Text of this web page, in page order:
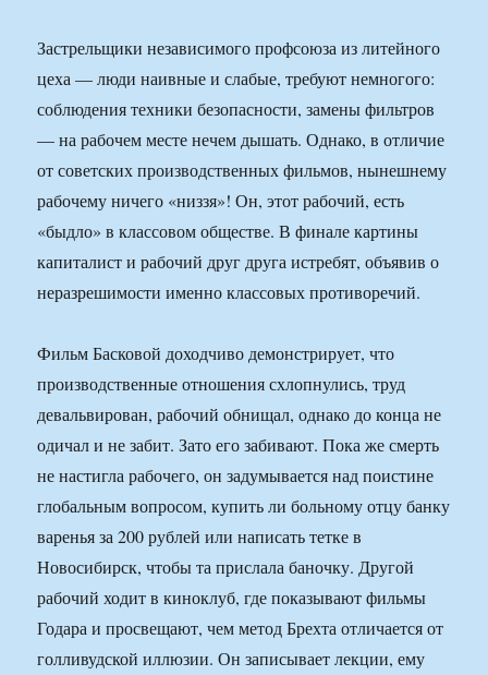
Застрельщики независимого профсоюза из литейного
цеха — люди наивные и слабые, требуют немногого:
соблюдения техники безопасности, замены фильтров
— на рабочем месте нечем дышать. Однако, в отличие
от советских производственных фильмов, нынешнему
рабочему ничего «низзя»! Он, этот рабочий, есть
«быдло» в классовом обществе. В финале картины
капиталист и рабочий друг друга истребят, объявив о
неразрешимости именно классовых противоречий.
Фильм Басковой доходчиво демонстрирует, что
производственные отношения схлопнулись, труд
девальвирован, рабочий обнищал, однако до конца не
одичал и не забит. Зато его забивают. Пока же смерть
не настигла рабочего, он задумывается над поистине
глобальным вопросом, купить ли больному отцу банку
варенья за 200 рублей или написать тетке в
Новосибирск, чтобы та прислала баночку. Другой
рабочий ходит в киноклуб, где показывают фильмы
Годара и просвещают, чем метод Брехта отличается от
голливудской иллюзии. Он записывает лекции, ему